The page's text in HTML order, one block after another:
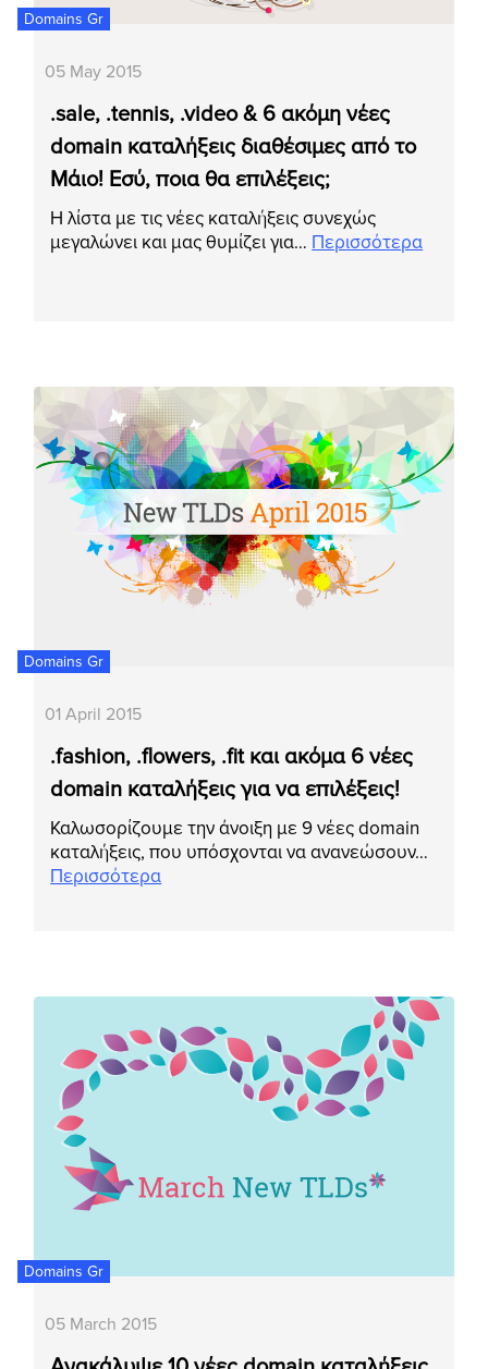
Domains Gr
05 May 2015
.sale, .tennis, .video & 6 ακόμη νέες
domain καταλήξεις διαθέσιμες από το
Μάιο! Εσύ, ποια θα επιλέξεις;
Η λίστα με τις νέες καταλήξεις συνεχώς
μεγαλώνει και μας θυμίζει για… Περισσότερα
Domains Gr
01 April 2015
.fashion, .flowers, .fit και ακόμα 6 νέες
domain καταλήξεις για να επιλέξεις!
Καλωσορίζουμε την άνοιξη με 9 νέες domain
καταλήξεις, που υπόσχονται να ανανεώσουν…
Περισσότερα
Domains Gr
05 March 2015